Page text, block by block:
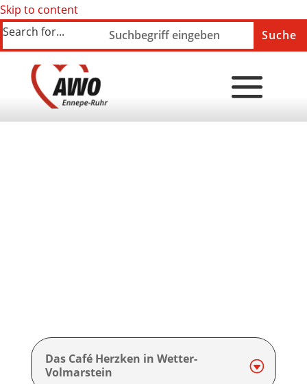
Skip to content
Search for...
Das Café Herzken in Wetter-
Volmarstein